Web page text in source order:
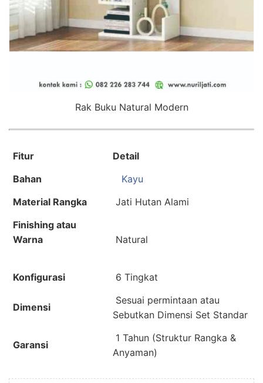
Rak Buku Natural Modern
Fitur
Detail
Bahan
Kayu
Material Rangka
Jati Hutan Alami
Finishing atau
Warna
Natural
Konfigurasi 6 Tingkat
Dimensi
Sesuai permintaan atau
Sebutkan Dimensi Set Standar
Garansi
1 Tahun (Struktur Rangka &
Anyaman)